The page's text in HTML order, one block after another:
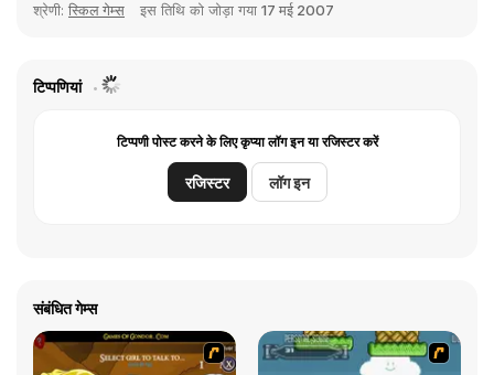
श्रेणी: स्किल गेम्स इस तिथि को जोड़ा गया 17 मई 2007
टिप्पणियां
टिप्पणी पोस्ट करने के लिए कृप्या लॉग इन या रजिस्टर करें
रजिस्टर लॉग इन
संबंधित गेम्स